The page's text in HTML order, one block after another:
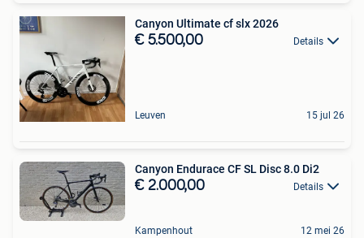
Canyon Ultimate cf slx 2026
€ 5.500,00 Details
Leuven 15 jul 26
Canyon Endurace CF SL Disc 8.0 Di2
€ 2.000,00 Details
Kampenhout 12 mei 26